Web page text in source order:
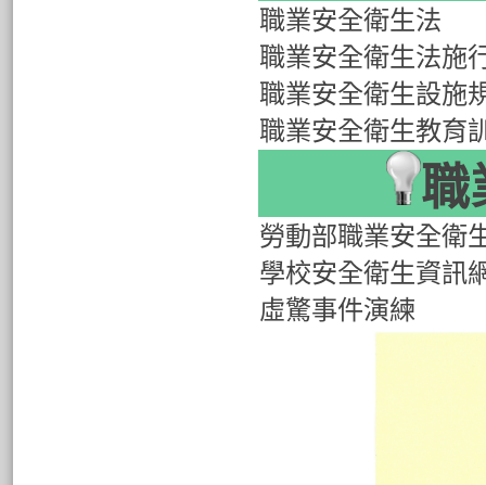
職業安全衛生法
職業安全衛生法施
職業安全衛生設施
職業安全衛生教育
職
勞動部職業安全衛
學校安全衛生資訊
虛驚事件演練